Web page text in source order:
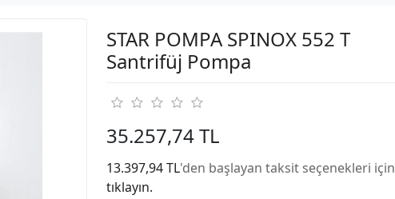
STAR POMPA SPINOX 552 T
Santrifüj Pompa
35.257,74 TL
13.397,94 TL'den başlayan taksit seçenekleri için
tıklayın.